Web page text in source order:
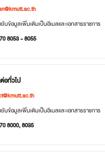
ข้อมูลเพิ่มเติมเป็นอีเมลและเอกสารราชการ
8053 - 8055
อทั่วไป
ข้อมูลเพิ่มเติมเป็นอีเมลและเอกสารราชการ
8000, 8035